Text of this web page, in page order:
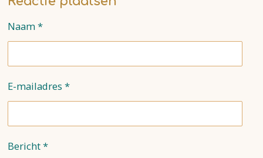
n
e
n
Naam *
E-mailadres *
Bericht *